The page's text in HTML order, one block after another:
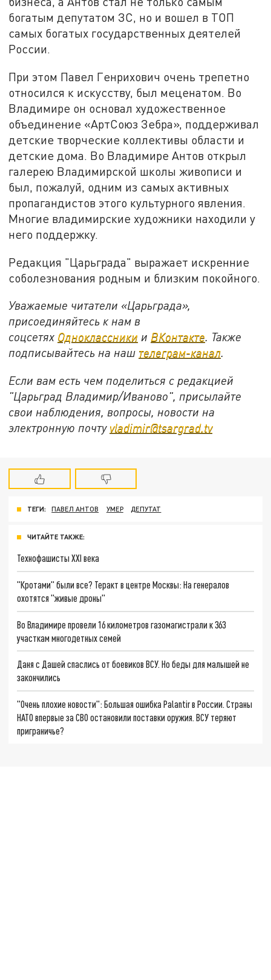
богатым депутатом ЗС, но и вошел в ТОП
самых богатых государственных деятелей
России.
При этом Павел Генрихович очень трепетно
относился к искусству, был меценатом. Во
Владимире он основал художественное
объединение «АртСоюз Зебра», поддерживал
детские творческие коллективы области и
детские дома. Во Владимире Антов открыл
галерею Владимирской школы живописи и
был, пожалуй, одним из самых активных
пропагандистов этого культурного явления.
Многие владимирские художники находили у
него поддержку.
Редакция "Царьграда" выражает искренние
соболезнования родным и близким покойного.
Уважаемые читатели «Царьграда»,
присоединяйтесь к нам в
соцсетях Одноклассники и ВКонтакте. Также
подписывайтесь на наш телеграм-канал.
Если вам есть чем поделиться с редакцией
"Царьград Владимир/Иваново", присылайте
свои наблюдения, вопросы, новости на
электронную почту vladimir@tsargrad.tv
ТЕГИ: ПАВЕЛ АНТОВ УМЕР ДЕПУТАТ
ЧИТАЙТЕ ТАКЖЕ:
Технофашисты XXI века
"Кротами" были все? Теракт в центре Москвы: На генералов
охотятся "живые дроны"
Во Владимире провели 16 километров газомагистрали к 363
участкам многодетных семей
Даня с Дашей спаслись от боевиков ВСУ. Но беды для малышей не
закончились
"Очень плохие новости": Большая ошибка Palantir в России. Страны
НАТО впервые за СВО остановили поставки оружия. ВСУ теряют
приграничье?